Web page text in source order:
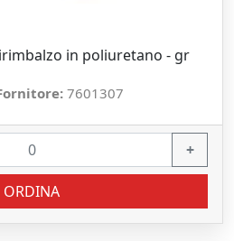
in poliuretano - gr
7601307
+
ORDINA